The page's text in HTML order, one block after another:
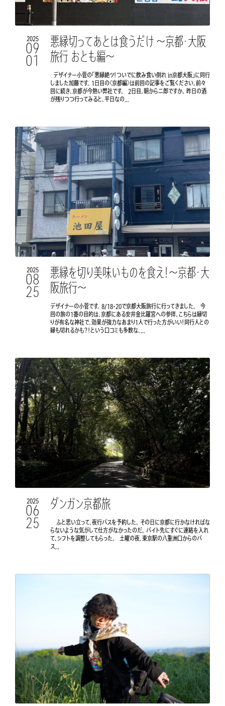
2025
09
01
悪縁切ってあとは食うだけ 〜京都・大阪
旅行 おとも編〜
デザイナー小菅の「悪縁絶ツ！ついでに飲み食い倒れ in京都大阪」に同行
しました加藤です。 1日目の〈京都編〉は前回の記事をご覧ください。前々
回に続き、京都が今熱い弊社です。 2日目。朝から二郎ですか。 昨日の酒
が残りつつ行ってみると、平日なの...
2025
08
25
悪縁を切り美味いものを食え！〜京都・大
阪旅行〜
デザイナーの小菅です。 8/18-20で京都大阪旅行に行ってきました。 今
回の旅の1番の目的は、京都にある安井金比羅宮への参拝。こちらは縁切
りが有名な神社で、効果が強力なあまり1人で行った方がいい！同行人との
縁も切れるかも？！という口コミも多数な、...
2025
06
25
ダンガン京都旅
ふと思い立って、夜行バスを予約した。 その日に京都に行かなければな
らないような気がして仕方がなかったのだ。 バイト先にすぐに連絡を入れ
て、シフトを調整してもらった。 土曜の夜、東京駅の八重洲口からのバ
ス...